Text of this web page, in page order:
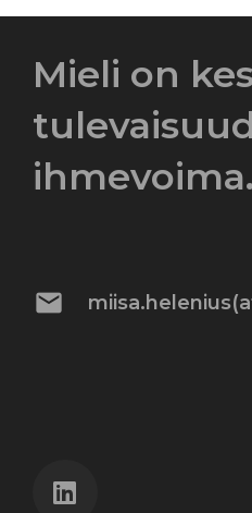
Mieli on
ihmevoima.
mail